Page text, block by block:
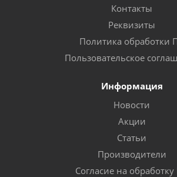
Контакты
Реквизиты
Политика обработки
Пользовательское
Информация
Новости
Акции
Статьи
Производители
Согласие на